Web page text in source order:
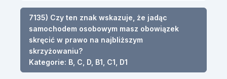
7135) Czy ten znak wskazuje, że jadąc
samochodem osobowym masz obowiązek
skręcić w prawo na najbliższym
skrzyżowaniu?
Kategorie: B, C, D, B1, C1, D1